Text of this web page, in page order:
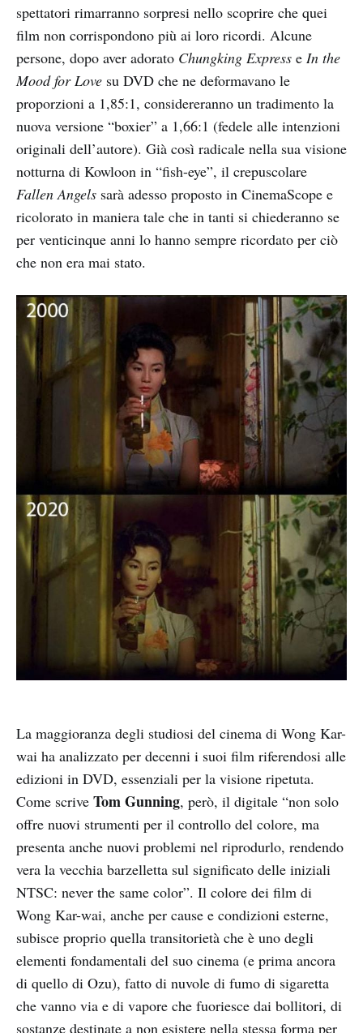
spettatori rimarranno sorpresi nello scoprire che quei
film non corrispondono più ai loro ricordi. Alcune
persone, dopo aver adorato Chungking Express e In the
Mood for Love su DVD che ne deformavano le
proporzioni a 1,85:1, considereranno un tradimento la
nuova versione “boxier” a 1,66:1 (fedele alle intenzioni
originali dell’autore). Già così radicale nella sua visione
notturna di Kowloon in “fish-eye”, il crepuscolare
Fallen Angels sarà adesso proposto in CinemaScope e
ricolorato in maniera tale che in tanti si chiederanno se
per venticinque anni lo hanno sempre ricordato per ciò
che non era mai stato.
La maggioranza degli studiosi del cinema di Wong Kar-
wai ha analizzato per decenni i suoi film riferendosi alle
edizioni in DVD, essenziali per la visione ripetuta.
Come scrive Tom Gunning, però, il digitale “non solo
offre nuovi strumenti per il controllo del colore, ma
presenta anche nuovi problemi nel riprodurlo, rendendo
vera la vecchia barzelletta sul significato delle iniziali
NTSC: never the same color”. Il colore dei film di
Wong Kar-wai, anche per cause e condizioni esterne,
subisce proprio quella transitorietà che è uno degli
elementi fondamentali del suo cinema (e prima ancora
di quello di Ozu), fatto di nuvole di fumo di sigaretta
che vanno via e di vapore che fuoriesce dai bollitori, di
sostanze destinate a non esistere nella stessa forma per